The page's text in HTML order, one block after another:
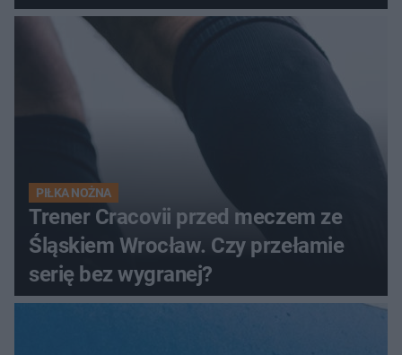
PIŁKA NOŻNA
Trener Cracovii przed meczem ze
Śląskiem Wrocław. Czy przełamie
serię bez wygranej?